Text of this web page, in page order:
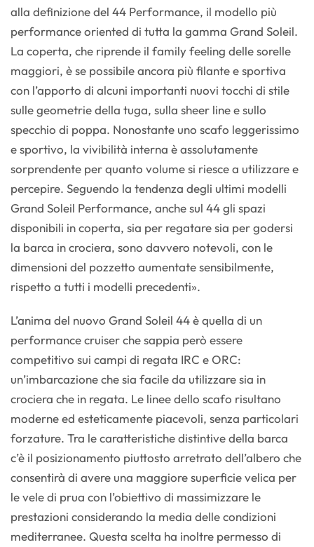
alla definizione del 44 Performance, il modello più
performance oriented di tutta la gamma Grand Soleil.
La coperta, che riprende il family feeling delle sorelle
maggiori, è se possibile ancora più filante e sportiva
con l’apporto di alcuni importanti nuovi tocchi di stile
sulle geometrie della tuga, sulla sheer line e sullo
specchio di poppa. Nonostante uno scafo leggerissimo
e sportivo, la vivibilità interna è assolutamente
sorprendente per quanto volume si riesce a utilizzare e
percepire. Seguendo la tendenza degli ultimi modelli
Grand Soleil Performance, anche sul 44 gli spazi
disponibili in coperta, sia per regatare sia per godersi
la barca in crociera, sono davvero notevoli, con le
dimensioni del pozzetto aumentate sensibilmente,
rispetto a tutti i modelli precedenti».
L’anima del nuovo Grand Soleil 44 è quella di un
performance cruiser che sappia però essere
competitivo sui campi di regata IRC e ORC:
un’imbarcazione che sia facile da utilizzare sia in
crociera che in regata. Le linee dello scafo risultano
moderne ed esteticamente piacevoli, senza particolari
forzature. Tra le caratteristiche distintive della barca
c’è il posizionamento piuttosto arretrato dell’albero che
consentirà di avere una maggiore superficie velica per
le vele di prua con l’obiettivo di massimizzare le
prestazioni considerando la media delle condizioni
mediterranee. Questa scelta ha inoltre permesso di